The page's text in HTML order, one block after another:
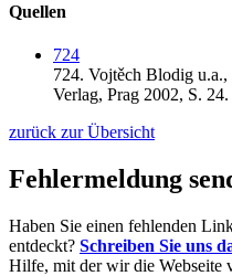
Quellen
724
724. Vojtěch Blodig u.a.,
Verlag, Prag 2002, S. 24.
zurück zur Übersicht
Fehlermeldung
Haben Sie einen fehlenden
entdeckt? Schreiben Sie uns
Hilfe, mit der wir die Webseite